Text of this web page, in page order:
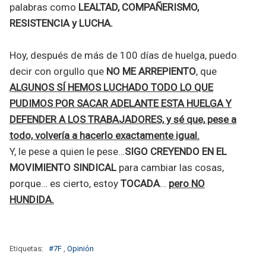
palabras como LEALTAD, COMPAÑERISMO,
RESISTENCIA y LUCHA.
Hoy, después de más de 100 días de huelga, puedo
decir con orgullo que NO ME ARREPIENTO, que
ALGUNOS SÍ HEMOS LUCHADO TODO LO QUE
PUDIMOS POR SACAR ADELANTE ESTA HUELGA Y
DEFENDER A LOS TRABAJADORES, y sé que, pese a
todo, volvería a hacerlo exactamente igual.
Y, le pese a quien le pese…SIGO CREYENDO EN EL
MOVIMIENTO SINDICAL para cambiar las cosas,
porque… es cierto, estoy TOCADA… pero NO
HUNDIDA.
Etiquetas: #7F Opinión